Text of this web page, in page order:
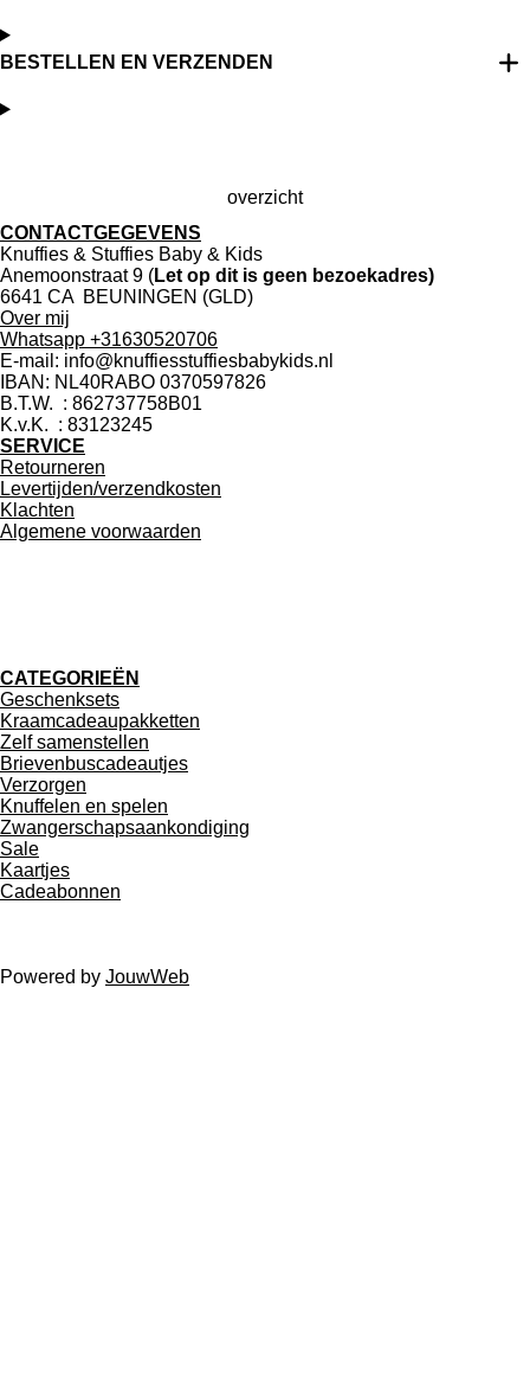
BESTELLEN EN VERZENDEN
overzicht
CONTACTGEGEVENS
Knuffies & Stuffies Baby & Kids
Anemoonstraat 9 (Let op dit is geen bezoekadres)
6641 CA BEUNINGEN (GLD)
Over mij
Whatsapp +31630520706
E-mail: info@knuffiesstuffiesbabykids.nl
IBAN: NL40RABO 0370597826
B.T.W. : 862737758B01
K.v.K. : 83123245
SERVICE
Retourneren
Levertijden/verzendkosten
Klachten
Algemene voorwaarden
c
e
b
o
o
k
CATEGORIEËN
Geschenksets
Kraamcadeaupakketten
Zelf samenstellen
Brievenbuscadeautjes
Verzorgen
Knuffelen en spelen
Zwangerschapsaankondiging
Sale
Kaartjes
Cadeabonnen
Powered by JouwWeb